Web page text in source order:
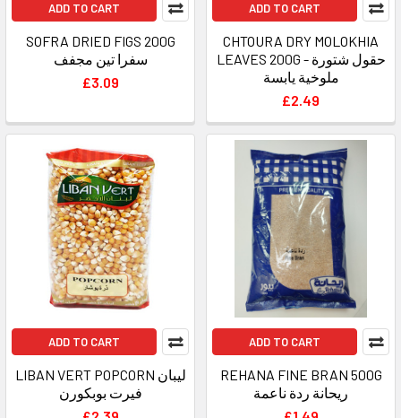
ADD TO CART
SOFRA DRIED FIGS 200G
سفرا تين مجفف
£3.09
ADD TO CART
CHTOURA DRY MOLOKHIA
LEAVES 200G - حقول شتورة
ملوخية يابسة
£2.49
ADD TO CART
LIBAN VERT POPCORN ليبان
فيرت بوبكورن
ADD TO CART
REHANA FINE BRAN 500G
ريحانة ردة ناعمة